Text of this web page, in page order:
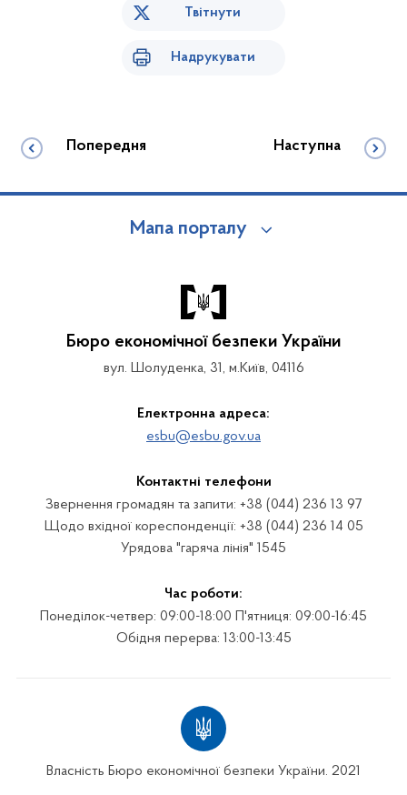
Твітнути
Надрукувати
Попередня Наступна
Мапа порталу
Бюро економічної безпеки України
вул. Шолуденка, 31, м.Київ, 04116
Електронна адреса:
esbu@esbu.gov.ua
Контактні телефони
Звернення громадян та запити: +38 (044) 236 13 97
Щодо вхідної кореспонденції: +38 (044) 236 14 05
Урядова "гаряча лінія" 1545
Час роботи:
Понеділок-четвер: 09:00-18:00 П'ятниця: 09:00-16:45
Обідня перерва: 13:00-13:45
Власність Бюро економічної безпеки України. 2021